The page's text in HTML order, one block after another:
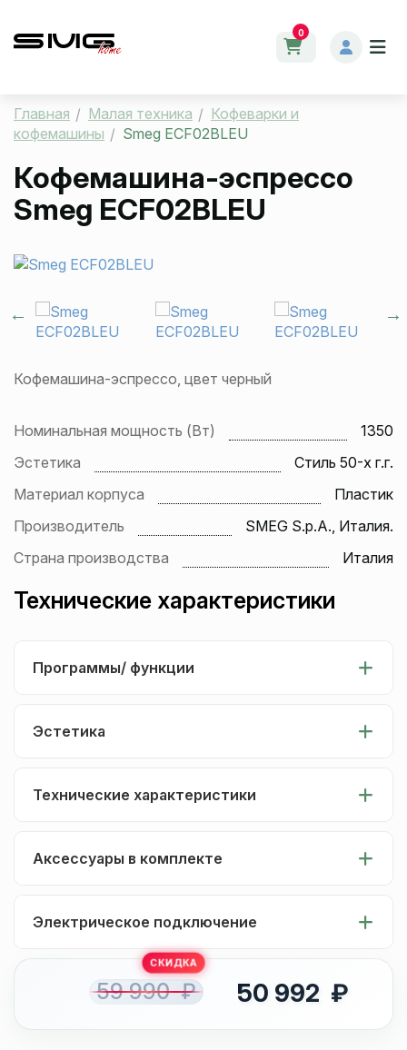
0
Главная Малая техника
Кофеварки и
кофемашины
Smeg ECF02BLEU
Кофемашина-эспрессо
Smeg ECF02BLEU
Кофемашина-эспрессо, цвет черный
Номинальная мощность (Вт)
1350
Эстетика
Стиль 50-х г.г.
Материал корпуса
Пластик
Производитель
SMEG S.p.A., Италия.
Страна производства
Италия
Технические характеристики
Программы/ функции
Эстетика
Технические характеристики
Аксессуары в комплекте
Электрическое подключение
59 990 ₽ 50 992 ₽